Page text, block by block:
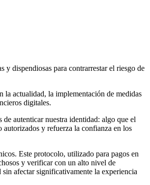
y dispendiosas para contrarrestar el riesgo de
la actualidad, la implementación de medidas
digitales.
autenticar nuestra identidad: algo que el
y refuerza la confianza en los
Este protocolo, utilizado para pagos en
y verificar con un alto nivel de
afectar significativamente la experiencia